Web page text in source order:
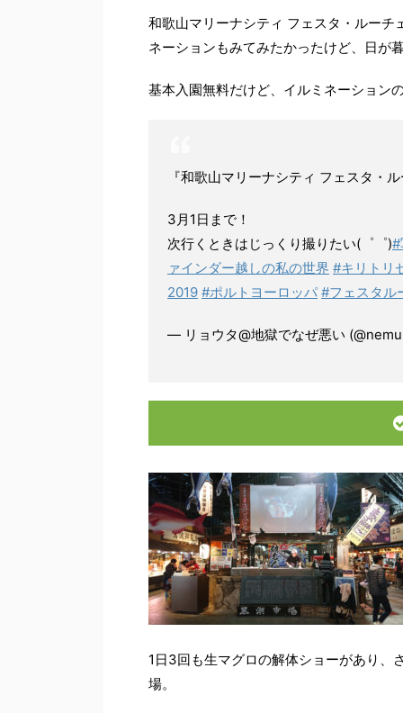
和歌山マリーナシティ フェスタ・ルー
ネーションもみてみたかったけど、日が
基本入園無料だけど、イルミネーション
『和歌山マリーナシティ フェスタ・
3月1日まで！
次行くときはじっくり撮りたい(゜゜)#
ァインダー越しの私の世界 #キリトリ
2019 #ポルトヨーロッパ #フェスタル
— リョウタ@地獄でなぜ悪い
1日3回も生マグロの解体ショーがあり、
場。